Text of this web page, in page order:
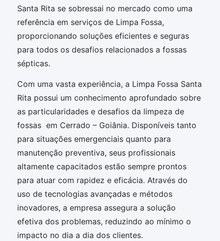
Santa Rita se sobressai no mercado como uma
referência em serviços de Limpa Fossa,
proporcionando soluções eficientes e seguras
para todos os desafios relacionados a fossas
sépticas.
Com uma vasta experiência, a Limpa Fossa Santa
Rita possui um conhecimento aprofundado sobre
as particularidades e desafios da limpeza de
fossas em Cerrado – Goiânia. Disponíveis tanto
para situações emergenciais quanto para
manutenção preventiva, seus profissionais
altamente capacitados estão sempre prontos
para atuar com rapidez e eficácia. Através do
uso de tecnologias avançadas e métodos
inovadores, a empresa assegura a solução
efetiva dos problemas, reduzindo ao mínimo o
impacto no dia a dia dos clientes.